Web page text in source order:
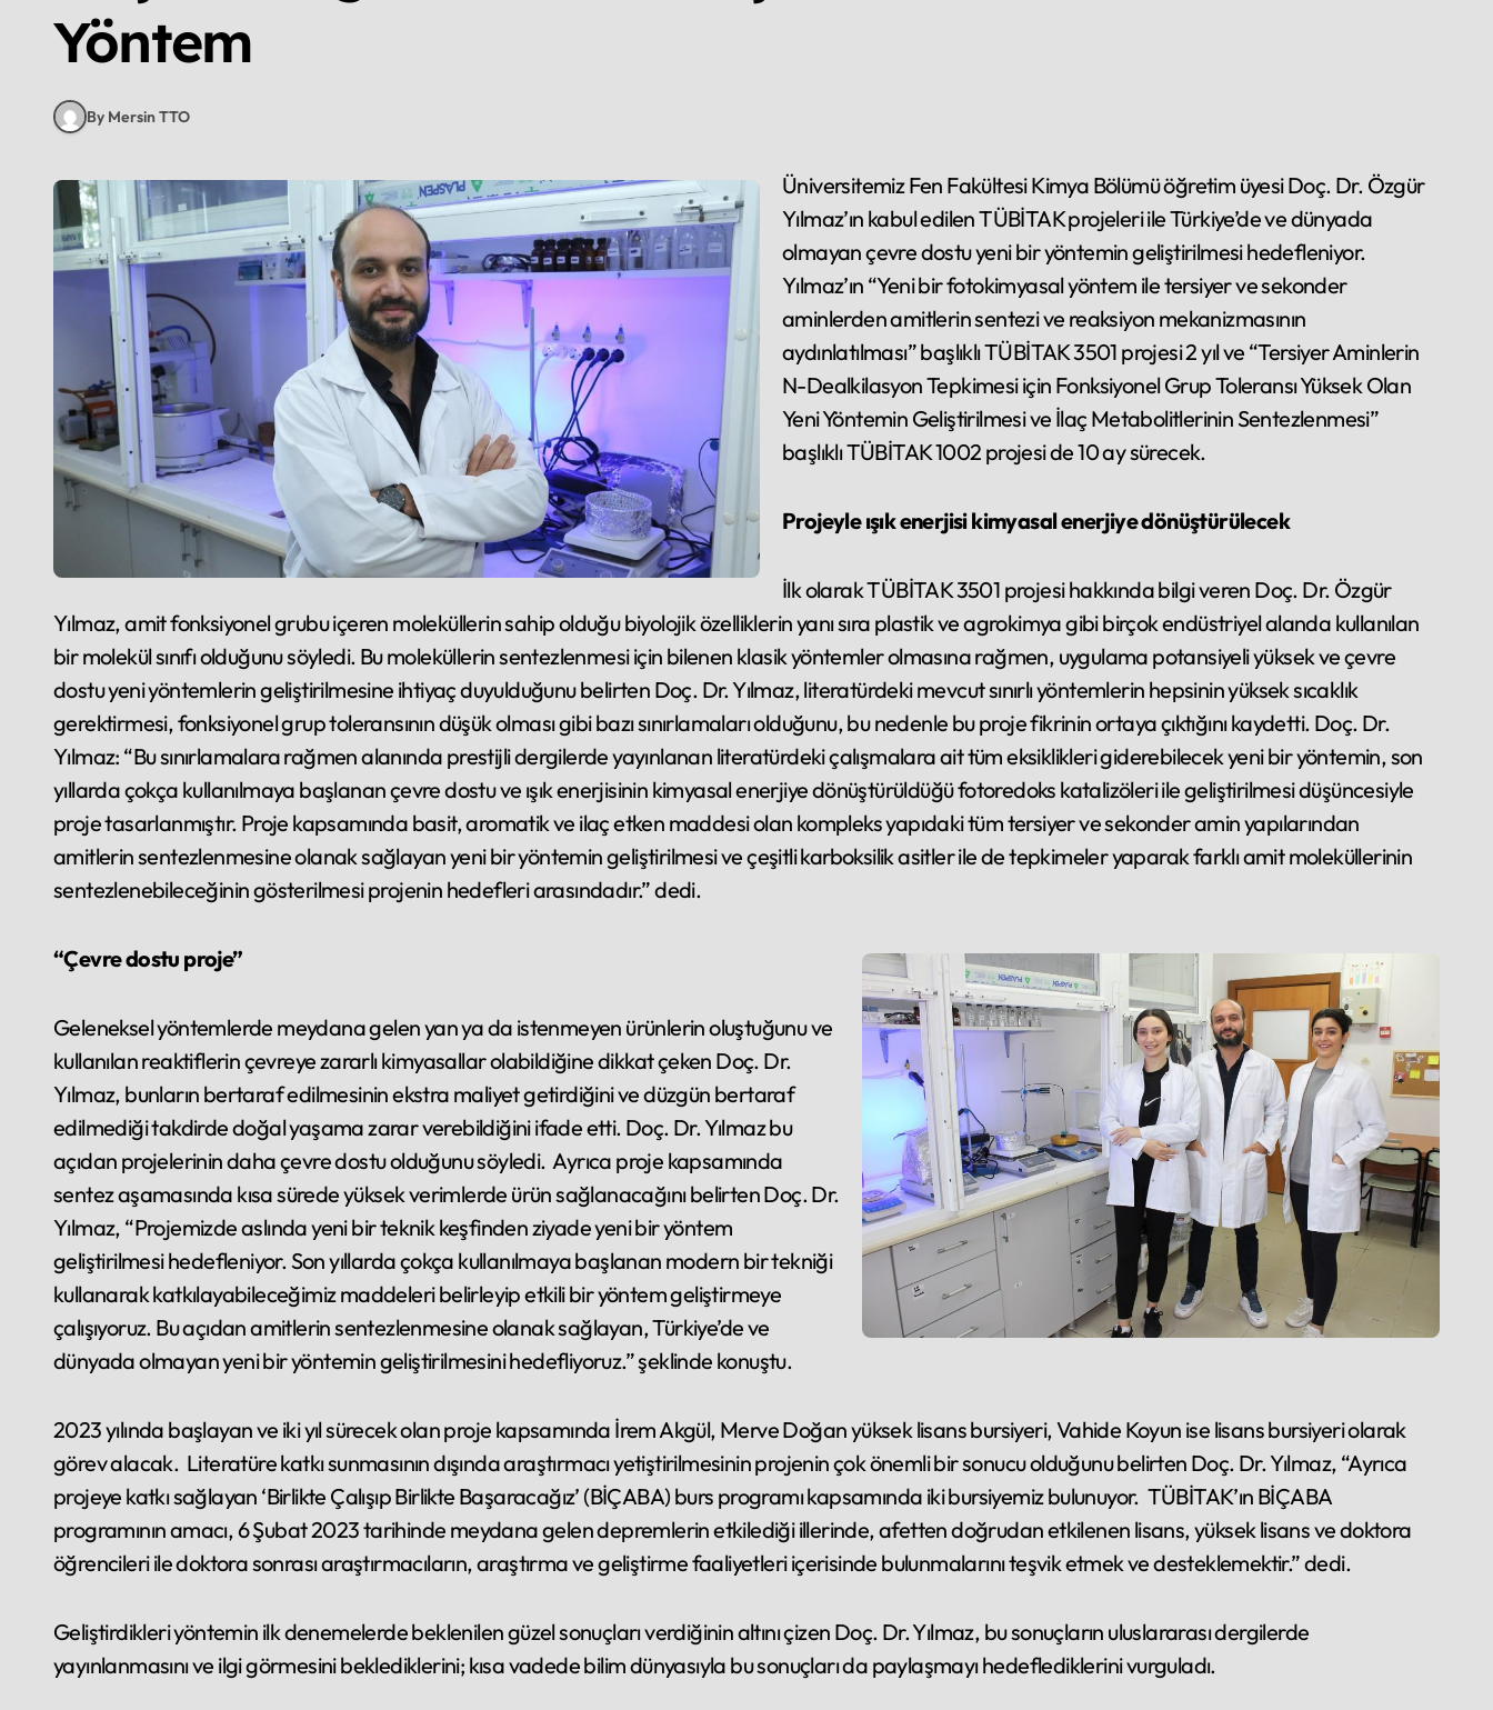
Yöntem
By Mersin TTO
Üniversitemiz Fen Fakültesi Kimya Bölümü öğretim üyesi Doç. Dr. Özgür
Yılmaz’ın kabul edilen TÜBİTAK projeleri ile Türkiye’de ve dünyada
olmayan çevre dostu yeni bir yöntemin geliştirilmesi hedefleniyor.
Yılmaz’ın “Yeni bir fotokimyasal yöntem ile tersiyer ve sekonder
aminlerden amitlerin sentezi ve reaksiyon mekanizmasının
aydınlatılması” başlıklı TÜBİTAK 3501 projesi 2 yıl ve “Tersiyer Aminlerin
N-Dealkilasyon Tepkimesi için Fonksiyonel Grup Toleransı Yüksek Olan
Yeni Yöntemin Geliştirilmesi ve İlaç Metabolitlerinin Sentezlenmesi”
başlıklı TÜBİTAK 1002 projesi de 10 ay sürecek.
Projeyle ışık enerjisi kimyasal enerjiye dönüştürülecek
İlk olarak TÜBİTAK 3501 projesi hakkında bilgi veren Doç. Dr. Özgür
Yılmaz, amit fonksiyonel grubu içeren moleküllerin sahip olduğu biyolojik özelliklerin yanı sıra plastik ve agrokimya gibi birçok endüstriyel alanda kullanılan
bir molekül sınıfı olduğunu söyledi. Bu moleküllerin sentezlenmesi için bilenen klasik yöntemler olmasına rağmen, uygulama potansiyeli yüksek ve çevre
dostu yeni yöntemlerin geliştirilmesine ihtiyaç duyulduğunu belirten Doç. Dr. Yılmaz, literatürdeki mevcut sınırlı yöntemlerin hepsinin yüksek sıcaklık
gerektirmesi, fonksiyonel grup toleransının düşük olması gibi bazı sınırlamaları olduğunu, bu nedenle bu proje fikrinin ortaya çıktığını kaydetti. Doç. Dr.
Yılmaz: “Bu sınırlamalara rağmen alanında prestijli dergilerde yayınlanan literatürdeki çalışmalara ait tüm eksiklikleri giderebilecek yeni bir yöntemin, son
yıllarda çokça kullanılmaya başlanan çevre dostu ve ışık enerjisinin kimyasal enerjiye dönüştürüldüğü fotoredoks katalizöleri ile geliştirilmesi düşüncesiyle
proje tasarlanmıştır. Proje kapsamında basit, aromatik ve ilaç etken maddesi olan kompleks yapıdaki tüm tersiyer ve sekonder amin yapılarından
amitlerin sentezlenmesine olanak sağlayan yeni bir yöntemin geliştirilmesi ve çeşitli karboksilik asitler ile de tepkimeler yaparak farklı amit moleküllerinin
sentezlenebileceğinin gösterilmesi projenin hedefleri arasındadır.” dedi.
“Çevre dostu proje”
Geleneksel yöntemlerde meydana gelen yan ya da istenmeyen ürünlerin oluştuğunu ve
kullanılan reaktiflerin çevreye zararlı kimyasallar olabildiğine dikkat çeken Doç. Dr.
Yılmaz, bunların bertaraf edilmesinin ekstra maliyet getirdiğini ve düzgün bertaraf
edilmediği takdirde doğal yaşama zarar verebildiğini ifade etti. Doç. Dr. Yılmaz bu
açıdan projelerinin daha çevre dostu olduğunu söyledi. Ayrıca proje kapsamında
sentez aşamasında kısa sürede yüksek verimlerde ürün sağlanacağını belirten Doç. Dr.
Yılmaz, “Projemizde aslında yeni bir teknik keşfinden ziyade yeni bir yöntem
geliştirilmesi hedefleniyor. Son yıllarda çokça kullanılmaya başlanan modern bir tekniği
kullanarak katkılayabileceğimiz maddeleri belirleyip etkili bir yöntem geliştirmeye
çalışıyoruz. Bu açıdan amitlerin sentezlenmesine olanak sağlayan, Türkiye’de ve
dünyada olmayan yeni bir yöntemin geliştirilmesini hedefliyoruz.” şeklinde konuştu.
2023 yılında başlayan ve iki yıl sürecek olan proje kapsamında İrem Akgül, Merve Doğan yüksek lisans bursiyeri, Vahide Koyun ise lisans bursiyeri olarak
görev alacak. Literatüre katkı sunmasının dışında araştırmacı yetiştirilmesinin projenin çok önemli bir sonucu olduğunu belirten Doç. Dr. Yılmaz, “Ayrıca
projeye katkı sağlayan ‘Birlikte Çalışıp Birlikte Başaracağız’ (BİÇABA) burs programı kapsamında iki bursiyemiz bulunuyor. TÜBİTAK’ın BİÇABA
programının amacı, 6 Şubat 2023 tarihinde meydana gelen depremlerin etkilediği illerinde, afetten doğrudan etkilenen lisans, yüksek lisans ve doktora
öğrencileri ile doktora sonrası araştırmacıların, araştırma ve geliştirme faaliyetleri içerisinde bulunmalarını teşvik etmek ve desteklemektir.” dedi.
Geliştirdikleri yöntemin ilk denemelerde beklenilen güzel sonuçları verdiğinin altını çizen Doç. Dr. Yılmaz, bu sonuçların uluslararası dergilerde
yayınlanmasını ve ilgi görmesini beklediklerini; kısa vadede bilim dünyasıyla bu sonuçları da paylaşmayı hedeflediklerini vurguladı.